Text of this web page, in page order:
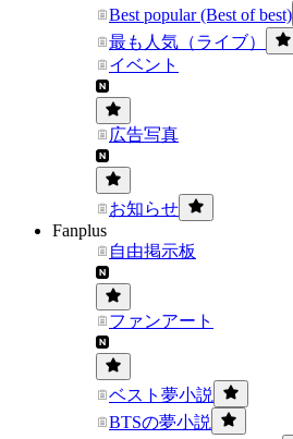
Best popular (Best of best)
最も人気（ライブ）
イベント
広告写真
お知らせ
Fanplus
自由掲示板
ファンアート
ベスト夢小説
BTSの夢小説